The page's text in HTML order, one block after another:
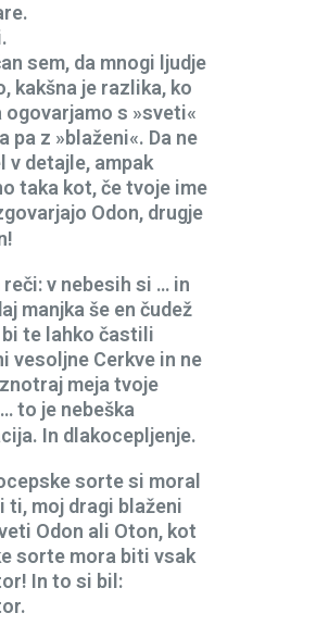
sem, da mnogi ljudje
kakšna je razlika, ko
ogovarjamo s »sveti«
pa z »blaženi«. Da ne
v detajle, ampak
taka kot, če tvoje ime
Odon, drugje
reči: v nebesih si … in
manjka še en čudež
bi te lahko častili
vesoljne Cerkve in ne
meja tvoje
to je nebeška
In dlakocepljenje.
sorte si moral
ti, moj dragi blaženi
Odon ali Oton, kot
sorte mora biti vsak
In to si bil: